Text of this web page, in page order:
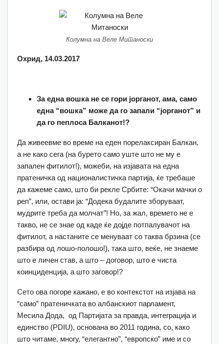
Колумна на Веле Митаноски
Охрид, 14.03.2017
За една вошка не се гори јорганот, ама, само
една “вошка” може да го запали “јорганот” и
да го пеплоса Балканот!?
Да живеевме во време на еден порелаксиран Балкан,
а не како сега (на бурето само уште што не му е
запален фитилот!), можеби, на изјавата на една
пратеничка од националистичка партија, ќе требаше
да кажеме само, што би рекле Србите: “Окачи мачки o
реп”, или, остави ја: “Додека будалите зборуваат,
мудрите треба да молчат”! Но, за жал, времето не е
такво, не се знае од каде ќе дојде потпалувачот на
фитилот, а настаните се менуваат со таква брзина (се
разбира од лошо-полошо!), така што, веќе, не знаеме
што е личен став, а што – договор, што е чиста
коинциденција, а што заговор!?
Сето ова погоре кажано, е во контекстот на изјава на
“само” пратеничката во албанскиот парламент,
Месила Дода, од Партијата за правда, интеграција и
единство (PDIU), основана во 2011 година, со, како
што читаме, многу, “елегантно”, “европско” име и со